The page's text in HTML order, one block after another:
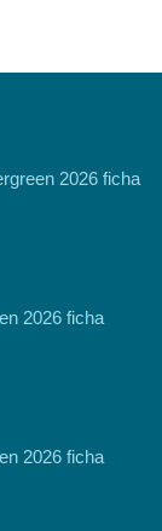
2026 ficha
2026 ficha
2026 ficha